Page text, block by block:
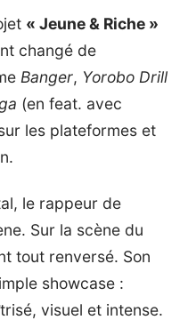
« Jeune & Riche »
changé de
Banger, Yorobo Drill
(en feat. avec
les plateformes et
le rappeur de
Sur la scène du
tout renversé. Son
showcase :
visuel et intense.